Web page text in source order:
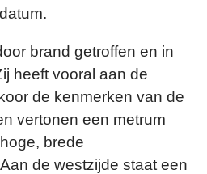
brand getroffen en in
heeft vooral aan de
de kenmerken van de
vertonen een metrum
brede
de westzijde staat een